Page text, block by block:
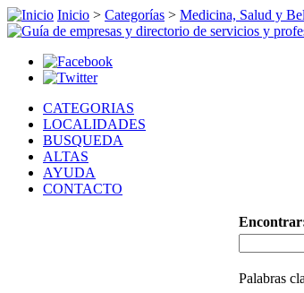
Inicio > Categorías > Medicina, Salud y
CATEGORIAS
LOCALIDADES
BUSQUEDA
ALTAS
AYUDA
CONTACTO
Palabras